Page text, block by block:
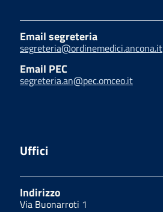
Email segreteria
segreteria@ordinemedici.ancona.it
Email PEC
segreteria.an@pec.omceo.it
Uffici
Indirizzo
Via Buonarroti 1